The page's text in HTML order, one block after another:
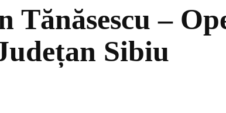
–
Sibiu